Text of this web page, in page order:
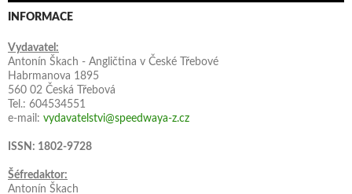
INFORMACE
Vydavatel:
Antonín Škach - Angličtina v České Třebové
Habrmanova 1895
560 02 Česká Třebová
Tel.: 604534551
e-mail: vydavatelstvi@speedwaya-z.cz
ISSN: 1802-9728
Šéfredaktor:
Antonín Škach